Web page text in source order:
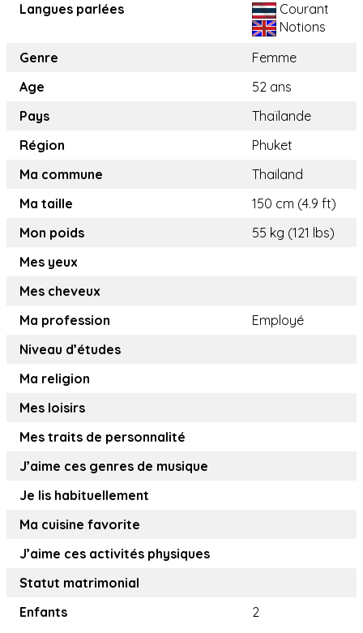
Langues parlées
Courant
Notions
Genre
Femme
Age
52 ans
Pays
Thaïlande
Région
Phuket
Ma commune
Thailand
Ma taille
150 cm (4.9 ft)
Mon poids
55 kg (121 lbs)
Mes yeux
Mes cheveux
Ma profession
Employé
Niveau d’études
Ma religion
Mes loisirs
Mes traits de personnalité
J’aime ces genres de musique
Je lis habituellement
Ma cuisine favorite
J’aime ces activités physiques
Statut matrimonial
Enfants
2